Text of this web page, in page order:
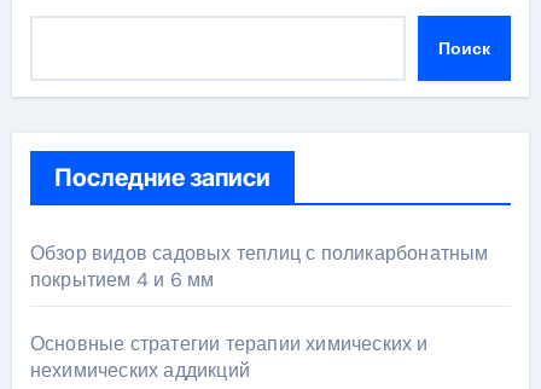
Поиск
Последние записи
Обзор видов садовых теплиц с поликарбонатным
покрытием 4 и 6 мм
Основные стратегии терапии химических и
нехимических аддикций